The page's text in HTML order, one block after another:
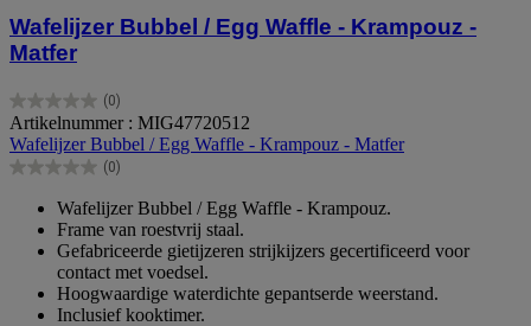
Wafelijzer Bubbel / Egg Waffle - Krampouz -
Matfer
(0)
0.0
van
de
5
Artikelnummer : MIG47720512
Wafelijzer Bubbel / Egg Waffle - Krampouz - Matfer
(0)
0.0
sterren.
Wafelijzer Bubbel / Egg Waffle - Krampouz.
Frame van roestvrij staal.
Gefabriceerde gietijzeren strijkijzers gecertificeerd voor
contact met voedsel.
Hoogwaardige waterdichte gepantserde weerstand.
Inclusief kooktimer.